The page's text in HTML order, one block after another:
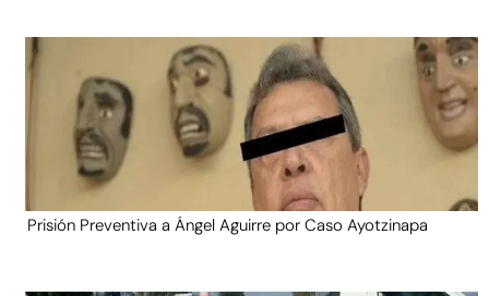
Prisión Preventiva a Ángel Aguirre por Caso Ayotzinapa